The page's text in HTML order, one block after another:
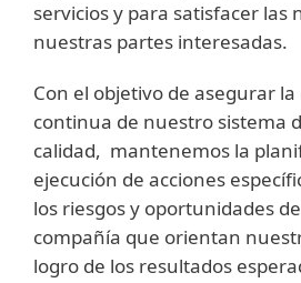
servicios y para satisfacer las
nuestras partes interesadas.
Con el objetivo de asegurar
continua de nuestro sistema
calidad, mantenemos la
ejecución de acciones
los riesgos y oportunidades
compañía que orientan
logro de los resultados